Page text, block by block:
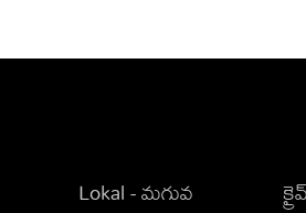
Lokal - మగువ